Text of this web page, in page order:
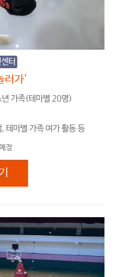
터
러가'
년 가족(테마별 20명)
테마별 가족 여가 활동 등
정
'놀러가'